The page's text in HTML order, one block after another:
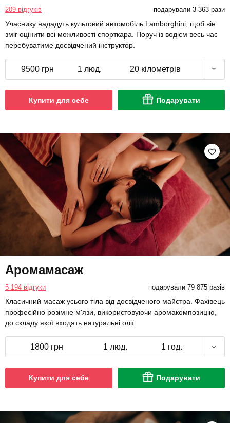
209 відгуків подарували 3 363 рази
Учаснику нададуть культовий автомобіль Lamborghini, щоб він
зміг оцінити всі можливості спорткара. Поруч із водієм весь час
перебуватиме досвідчений інструктор.
9500 грн 1 люд. 20 кілометрів
Купити для себе Подарувати
Аромамасаж
5 194 відгуки подарували 79 875 разів
Класичний масаж усього тіла від досвідченого майстра. Фахівець
професійно розімне м'язи, використовуючи аромакомпозицію,
до складу якої входять натуральні олії.
1800 грн 1 люд. 1 год.
Купити для себе Подарувати